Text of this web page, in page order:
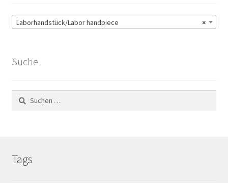
×
Laborhandstück/Labor handpiece
Suche
Suchen
nach:
Tags